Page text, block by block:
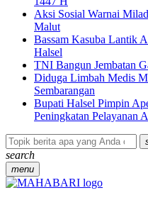
Aksi Sosial Warnai
Malut
Bassam Kasuba Lantik
Halsel
TNI Bangun Jembatan
Diduga Limbah Medis
Sembarangan
Bupati Halsel Pimpin
Peningkatan Pelayanan
search
menu